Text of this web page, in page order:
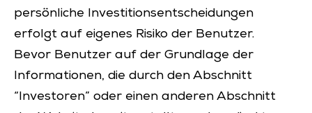
persönliche Investitionsentscheidungen
erfolgt auf eigenes Risiko der Benutzer.
Bevor Benutzer auf der Grundlage der
Informationen, die durch den Abschnitt
“Investoren” oder einen anderen Abschnitt